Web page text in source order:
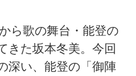
ら歌の舞台・能登の
きた坂本冬美。今回
深い、能登の「御陣